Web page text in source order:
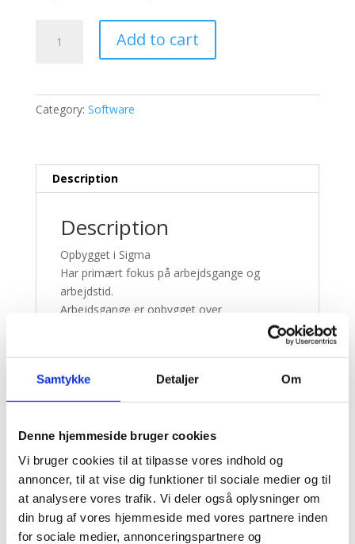
Samtykke Detaljer Om
Denne hjemmeside bruger cookies
Vi bruger cookies til at tilpasse vores indhold og
annoncer, til at vise dig funktioner til sociale medier og til
at analysere vores trafik. Vi deler også oplysninger om
din brug af vores hjemmeside med vores partnere inden
for sociale medier, annonceringspartnere og
kloak-
måneder
Add to cart
Category: Software
Description
Description
Opbygget i Sigma
Har primært fokus på arbejdsgange og
arbejdstid.
Arbejdsgange er opbygget over
generere en grundlæggende tidsplan udfra
opdelingen i punkter.
Vi har valgt at holdet det simpelt.
Related products